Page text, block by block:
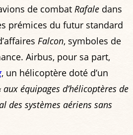
de combat Rafale dans
prémices du futur standard
Falcon, symboles de
Airbus, pour sa part,
, un hélicoptère doté d’un
aux équipages d’hélicoptères de
des systèmes aériens sans